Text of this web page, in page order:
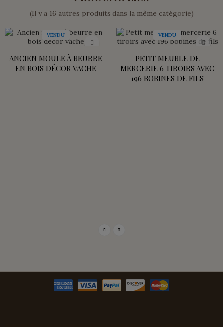
(Il y a 16 autres produits dans la même catégorie)
VENDU
ANCIEN MOULE À BEURRE
EN BOIS DÉCOR VACHE
VENDU
PETIT MEUBLE DE
MERCERIE 6 TIROIRS AVEC
196 BOBINES DE FILS